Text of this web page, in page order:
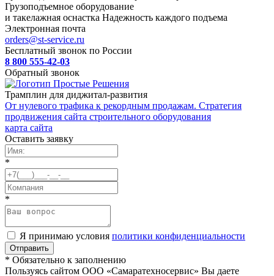
Грузоподъемное оборудование
и такелажная оснастка Надежность каждого подъема
Электронная почта
orders@st-service.ru
Бесплатный звонок по России
8 800 555-42-03
Обратный звонок
Трамплин для диджитал-развития
От нулевого трафика к рекордным продажам. Стратегия
продвижения сайта строительного оборудования
карта сайта
Оставить заявку
*
*
Я принимаю условия политики конфиденциальности
* Обязательно к заполнению
Пользуясь сайтом ООО «Самаратехносервис» Вы даете